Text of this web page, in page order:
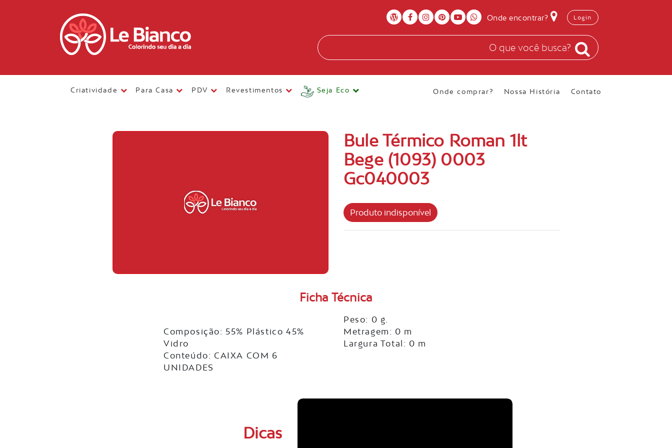
Onde encontrar? Login
Criatividade Para Casa PDV Revestimentos Seja Eco Onde comprar? Nossa História Contato
Bule Térmico Roman 1lt
Bege (1093) 0003
Gc040003
Ficha Técnica
Composição: 55% Plástico 45%
Vidro
Conteúdo: CAIXA COM 6
UNIDADES
Peso: 0 g.
Metragem: 0 m
Largura Total: 0 m
Dicas